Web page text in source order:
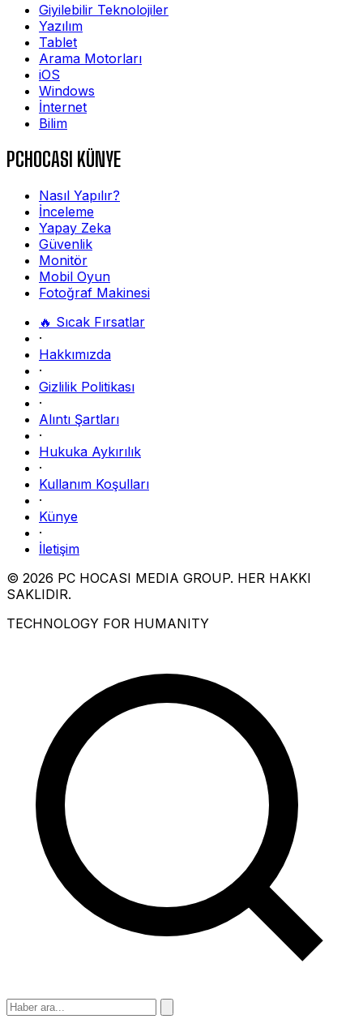
Giyilebilir Teknolojiler
Yazılım
Tablet
Arama Motorları
iOS
Windows
İnternet
Bilim
PCHOCASI KÜNYE
Nasıl Yapılır?
İnceleme
Yapay Zeka
Güvenlik
Monitör
Mobil Oyun
Fotoğraf Makinesi
🔥 Sıcak Fırsatlar
·
Hakkımızda
·
Gizlilik Politikası
·
Alıntı Şartları
·
Hukuka Aykırılık
·
Kullanım Koşulları
·
Künye
·
İletişim
© 2026 PC HOCASI MEDIA GROUP. HER HAKKI
SAKLIDIR.
TECHNOLOGY FOR HUMANITY